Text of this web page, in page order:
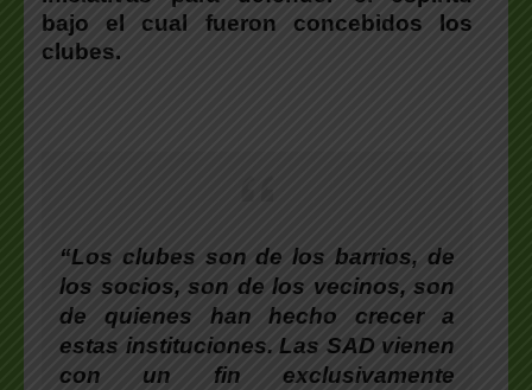
bajo el cual fueron concebidos los
clubes.
“Los clubes son de los barrios, de
los socios, son de los vecinos, son
de quienes han hecho crecer a
estas instituciones. Las SAD vienen
con un fin exclusivamente